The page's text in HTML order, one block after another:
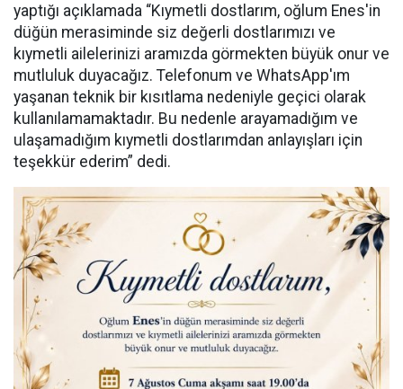
yaptığı açıklamada “Kıymetli dostlarım, oğlum Enes'in
düğün merasiminde siz değerli dostlarımızı ve
kıymetli ailelerinizi aramızda görmekten büyük onur ve
mutluluk duyacağız. Telefonum ve WhatsApp'ım
yaşanan teknik bir kısıtlama nedeniyle geçici olarak
kullanılamamaktadır. Bu nedenle arayamadığım ve
ulaşamadığım kıymetli dostlarımdan anlayışları için
teşekkür ederim” dedi.